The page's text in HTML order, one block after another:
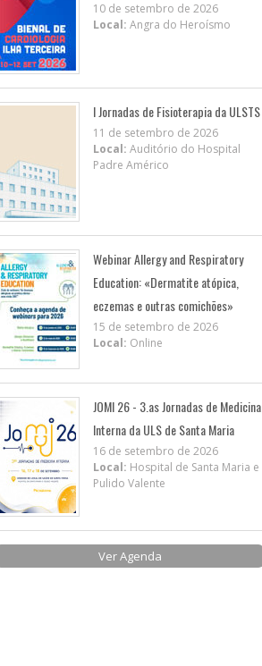
10 de setembro de 2026
Local: Angra do Heroísmo
I Jornadas de Fisioterapia da ULSTS
11 de setembro de 2026
Local: Auditório do Hospital
Padre Américo
Webinar Allergy and Respiratory
Education: «Dermatite atópica,
eczemas e outras comichões»
15 de setembro de 2026
Local: Online
JOMI 26 - 3.as Jornadas de Medicina
Interna da ULS de Santa Maria
16 de setembro de 2026
Local: Hospital de Santa Maria e
Pulido Valente
Ver Agenda